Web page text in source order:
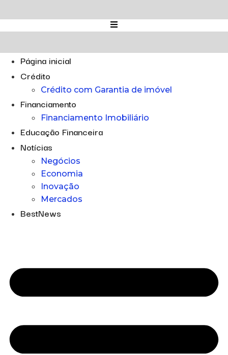
para
o
Página inicial
Crédito
Crédito com Garantia de imóvel
Financiamento
Financiamento Imobiliário
Educação Financeira
Notícias
Negócios
Economia
Inovação
Mercados
BestNews